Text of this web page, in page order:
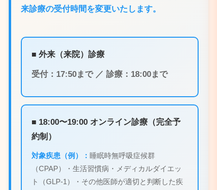
来診療の受付時間を変更いたします。
■ 外来（来院）診療
受付：17:50まで ／ 診療：18:00まで
■ 18:00〜19:00 オンライン診療（完全予
約制）
対象疾患（例）： 睡眠時無呼吸症候群
（CPAP）・生活習慣病・メディカルダイエッ
ト（GLP-1）・その他医師が適切と判断した疾